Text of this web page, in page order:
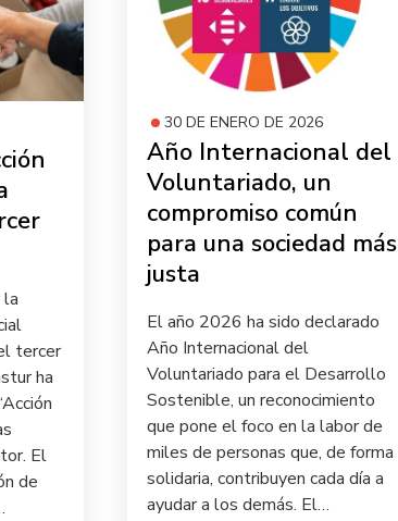
la
tercer
ha
El
de
30 DE ENERO DE 2026
Año Internacional del
Voluntariado, un
compromiso común
para una sociedad más
justa
El año 2026 ha sido declarado
Año Internacional del
Voluntariado para el Desarrollo
Sostenible, un reconocimiento
que pone el foco en la labor de
miles de personas que, de forma
solidaria, contribuyen cada día a
ayudar a los demás. El…